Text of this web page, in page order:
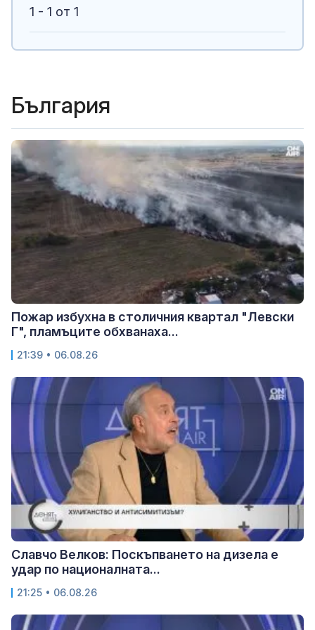
1 - 1 от 1
България
Пожар избухна в столичния квартал "Левски
Г", пламъците обхванаха...
21:39 • 06.08.26
Славчо Велков: Поскъпването на дизела е
удар по националната...
21:25 • 06.08.26